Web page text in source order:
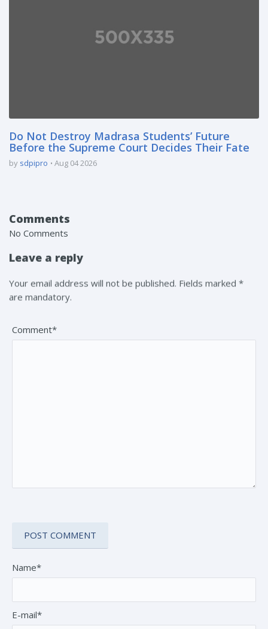
Do Not Destroy Madrasa Students’ Future
Before the Supreme Court Decides Their Fate
by sdpipro Aug 04 2026
Comments
No Comments
Leave a reply
Your email address will not be published. Fields marked *
are mandatory.
Comment*
Name*
E-mail*